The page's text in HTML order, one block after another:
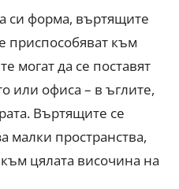
си форма, въртящите
приспособяват към
могат да се поставят
или офиса – в ъглите,
Въртящите се
малки пространства,
цялата височина на